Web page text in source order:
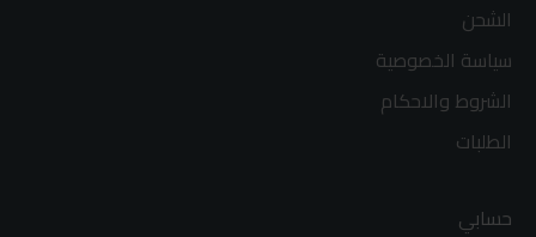
الشحن
سياسة الخصوصية
الشروط والاحكام
الطلبات
حسابي